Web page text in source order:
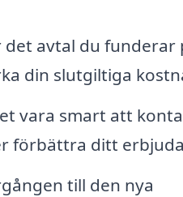
avtal du funderar
din slutgiltiga
vara smart att
förbättra ditt
till den nya